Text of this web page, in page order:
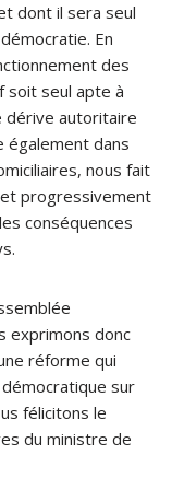
dont il sera seul
En
des
soit seul apte à
dérive autoritaire
également dans
nous fait
progressivement
conséquences
exprimons donc
réforme qui
sur
félicitons le
du ministre de